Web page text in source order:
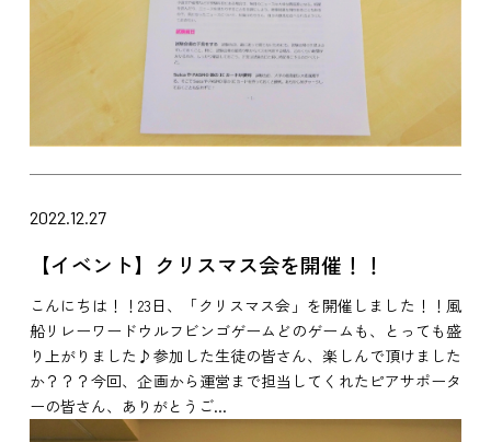
2022.12.27
【イベント】クリスマス会を開催！！
こんにちは！！23日、「クリスマス会」を開催しました！！風
船リレーワードウルフビンゴゲームどのゲームも、とっても盛
り上がりました♪参加した生徒の皆さん、楽しんで頂けました
か？？？今回、企画から運営まで担当してくれたピアサポータ
ーの皆さん、ありがとうご...